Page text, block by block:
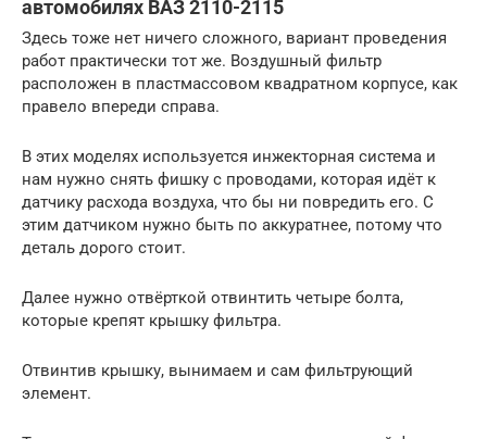
автомобилях ВАЗ 2110-2115
Здесь тоже нет ничего сложного, вариант проведения
работ практически тот же. Воздушный фильтр
расположен в пластмассовом квадратном корпусе, как
правело впереди справа.
В этих моделях используется инжекторная система и
нам нужно снять фишку с проводами, которая идёт к
датчику расхода воздуха, что бы ни повредить его. С
этим датчиком нужно быть по аккуратнее, потому что
деталь дорого стоит.
Далее нужно отвёрткой отвинтить четыре болта,
которые крепят крышку фильтра.
Отвинтив крышку, вынимаем и сам фильтрующий
элемент.